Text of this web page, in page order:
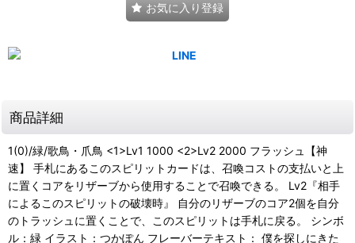
お気に入り登録
商品詳細
1(0)/緑/歌鳥・爪鳥 <1>Lv1 1000 <2>Lv2 2000 フラッシュ【神
速】 手札にあるこのスピリットカードは、召喚コストの支払いと上
に置くコアをリザーブから使用することで召喚できる。 Lv2『相手
によるこのスピリットの破壊時』 自分のリザーブのコア2個を自分
のトラッシュに置くことで、このスピリットは手札に戻る。 シンボ
ル：緑 イラスト：つかぽん フレーバーテキスト： 僕を探しにきた